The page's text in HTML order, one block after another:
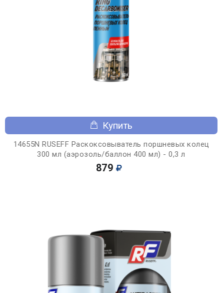
Купить
14655N RUSEFF Раскоксовыватель поршневых колец
300 мл (аэрозоль/баллон 400 мл) - 0,3 л
879